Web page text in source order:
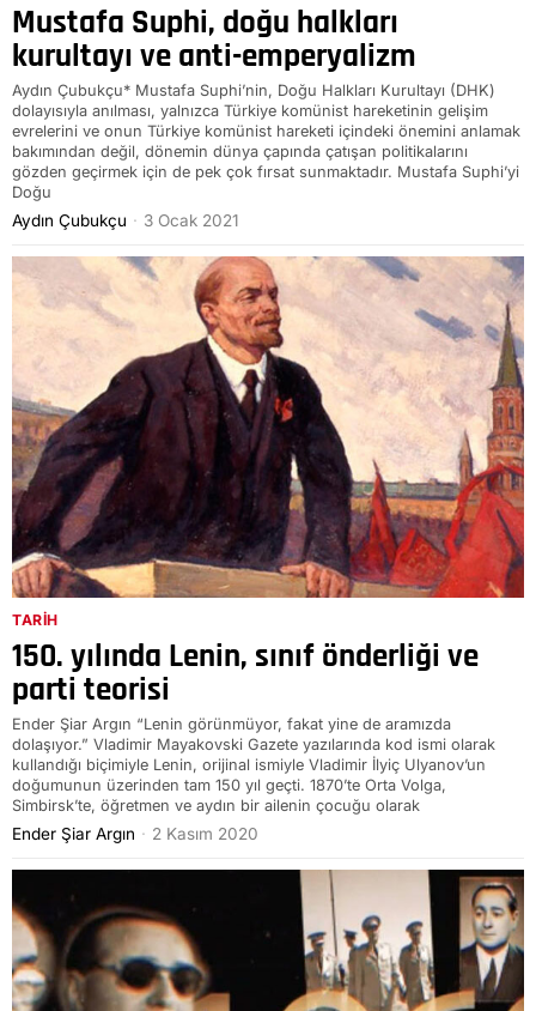
Mustafa Suphi, doğu halkları
kurultayı ve anti-emperyalizm
Aydın Çubukçu* Mustafa Suphi’nin, Doğu Halkları Kurultayı (DHK)
dolayısıyla anılması, yalnızca Türkiye komünist hareketinin gelişim
evrelerini ve onun Türkiye komünist hareketi içindeki önemini anlamak
bakımından değil, dönemin dünya çapında çatışan politikalarını
gözden geçirmek için de pek çok fırsat sunmaktadır. Mustafa Suphi’yi
Doğu
Aydın Çubukçu 3 Ocak 2021
TARIH
150. yılında Lenin, sınıf önderliği ve
parti teorisi
Ender Şiar Argın “Lenin görünmüyor, fakat yine de aramızda
dolaşıyor.” Vladimir Mayakovski Gazete yazılarında kod ismi olarak
kullandığı biçimiyle Lenin, orijinal ismiyle Vladimir İlyiç Ulyanov’un
doğumunun üzerinden tam 150 yıl geçti. 1870’te Orta Volga,
Simbirsk’te, öğretmen ve aydın bir ailenin çocuğu olarak
Ender Şiar Argın 2 Kasım 2020